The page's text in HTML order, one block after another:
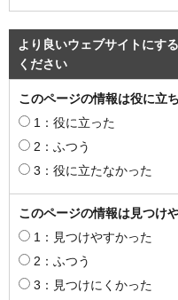
より良いウェブサイトにす
ください
このページの情報は役に立
1：役に立った
2：ふつう
3：役に立たなかった
このページの情報は見つけ
1：見つけやすかった
2：ふつう
3：見つけにくかった